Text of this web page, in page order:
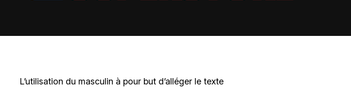
L’utilisation du masculin à pour but d’alléger le texte